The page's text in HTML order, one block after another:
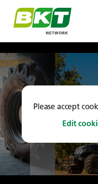
Please accept
Edit